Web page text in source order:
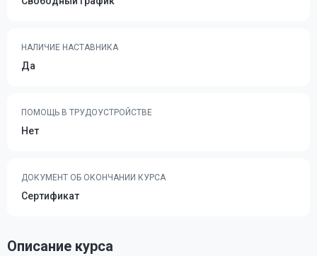
НАЛИЧИЕ НАСТАВНИКА
Да
ПОМОЩЬ В ТРУДОУСТРОЙСТВЕ
Нет
ДОКУМЕНТ ОБ ОКОНЧАНИИ КУРСА
Сертификат
Описание курса